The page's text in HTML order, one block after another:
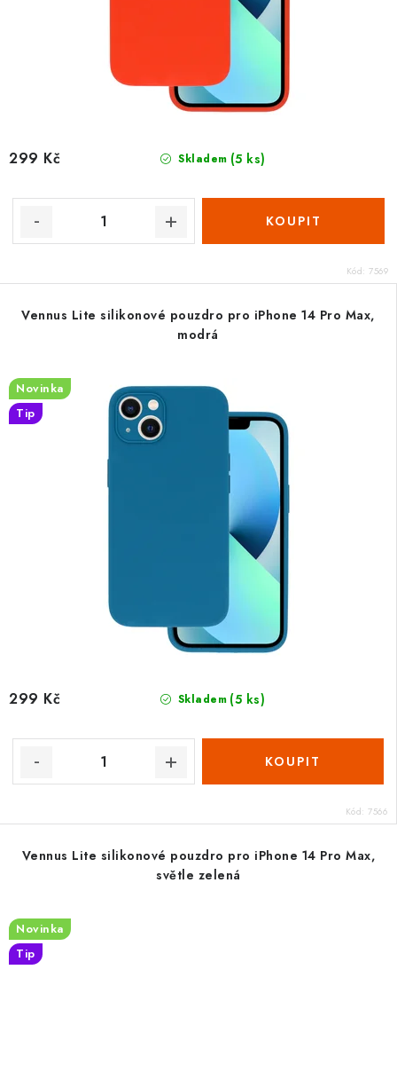
Skladem (5 ks)
299 Kč
Kód: 7569
Vennus Lite silikonové pouzdro pro iPhone 14 Pro Max,
modrá
Novinka
Tip
Skladem (5 ks)
299 Kč
Kód: 7566
Vennus Lite silikonové pouzdro pro iPhone 14 Pro Max,
světle zelená
Novinka
Tip